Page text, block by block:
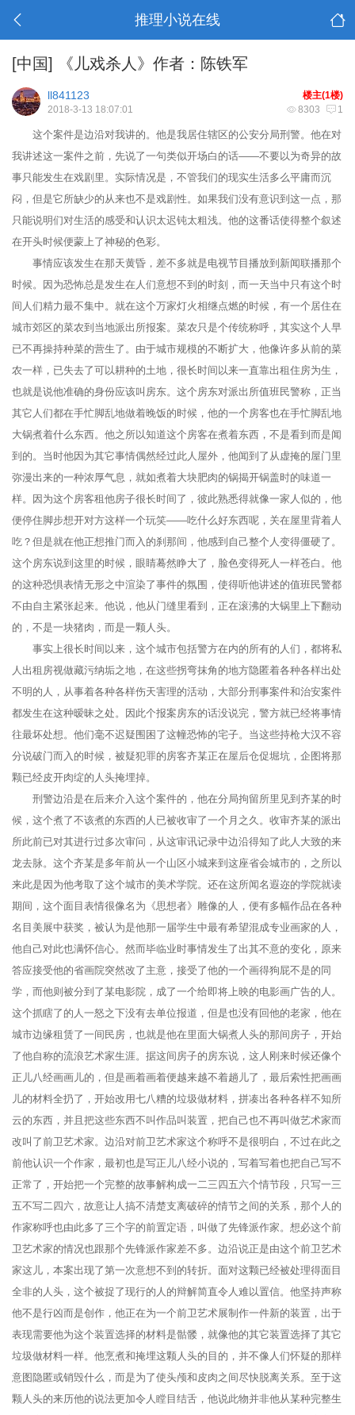
推理小说在线
[中国] 《儿戏杀人》作者：陈铁军
楼主(1楼)
ll841123
8303 1
2018-3-13 18:07:01
这个案件是边沿对我讲的。他是我居住辖区的公安分局刑警。他在对
我讲述这一案件之前，先说了一句类似开场白的话——不要以为奇异的故
事只能发生在戏剧里。实际情况是，不管我们的现实生活多么平庸而沉
闷，但是它所缺少的从来也不是戏剧性。如果我们没有意识到这一点，那
只能说明们对生活的感受和认识太迟钝太粗浅。他的这番话使得整个叙述
在开头时候便蒙上了神秘的色彩。
事情应该发生在那天黄昏，差不多就是电视节目播放到新闻联播那个
时候。因为恐怖总是发生在人们意想不到的时刻，而一天当中只有这个时
间人们精力最不集中。就在这个万家灯火相继点燃的时候，有一个居住在
城市郊区的菜农到当地派出所报案。菜农只是个传统称呼，其实这个人早
已不再操持种菜的营生了。由于城市规模的不断扩大，他像许多从前的菜
农一样，已失去了可以耕种的土地，很长时间以来一直靠出租住房为生，
也就是说他准确的身份应该叫房东。这个房东对派出所值班民警称，正当
其它人们都在手忙脚乱地做着晚饭的时候，他的一个房客也在手忙脚乱地
大锅煮着什么东西。他之所以知道这个房客在煮着东西，不是看到而是闻
到的。当时他因为其它事情偶然经过此人屋外，他闻到了从虚掩的屋门里
弥漫出来的一种浓厚气息，就如煮着大块肥肉的锅揭开锅盖时的味道一
样。因为这个房客租他房子很长时间了，彼此熟悉得就像一家人似的，他
便停住脚步想开对方这样一个玩笑——吃什么好东西呢，关在屋里背着人
吃？但是就在他正想推门而入的刹那间，他感到自己整个人变得僵硬了。
这个房东说到这里的时候，眼睛蓦然睁大了，脸色变得死人一样苍白。他
的这种恐惧表情无形之中渲染了事件的氛围，使得听他讲述的值班民警都
不由自主紧张起来。他说，他从门缝里看到，正在滚沸的大锅里上下翻动
的，不是一块猪肉，而是一颗人头。
事实上很长时间以来，这个城市包括警方在内的所有的人们，都将私
人出租房视做藏污纳垢之地，在这些拐弯抹角的地方隐匿着各种各样出处
不明的人，从事着各种各样伤天害理的活动，大部分刑事案件和治安案件
都发生在这种暧昧之处。因此个报案房东的话没说完，警方就已经将事情
往最坏处想。他们毫不迟疑围困了这幢恐怖的宅子。当这些持枪大汉不容
分说破门而入的时候，被疑犯罪的房客齐某正在屋后仓促堀坑，企图将那
颗已经皮开肉绽的人头掩埋掉。
刑警边沿是在后来介入这个案件的，他在分局拘留所里见到齐某的时
候，这个煮了不该煮的东西的人已被收审了一个月之久。收审齐某的派出
所此前已对其进行过多次审问，从这审讯记录中边沿得知了此人大致的来
龙去脉。这个齐某是多年前从一个山区小城来到这座省会城市的，之所以
来此是因为他考取了这个城市的美术学院。还在这所闻名遐迩的学院就读
期间，这个面目表情很像名为《思想者》雕像的人，便有多幅作品在各种
名目美展中获奖，被认为是他那一届学生中最有希望混成专业画家的人，
他自己对此也满怀信心。然而毕临业时事情发生了出其不意的变化，原来
答应接受他的省画院突然改了主意，接受了他的一个画得狗屁不是的同
学，而他则被分到了某电影院，成了一个给即将上映的电影画广告的人。
这个抓瞎了的人一怒之下没有去单位报道，但是也没有回他的老家，他在
城市边缘租赁了一间民房，也就是他在里面大锅煮人头的那间房子，开始
了他自称的流浪艺术家生涯。据这间房子的房东说，这人刚来时候还像个
正儿八经画画儿的，但是画着画着便越来越不着趟儿了，最后索性把画画
儿的材料全扔了，开始改用七八糟的垃圾做材料，拼凑出各种各样不知所
云的东西，并且把这些东西不叫作品叫装置，把自己也不再叫做艺术家而
改叫了前卫艺术家。边沿对前卫艺术家这个称呼不是很明白，不过在此之
前他认识一个作家，最初也是写正儿八经小说的，写着写着也把自己写不
正常了，开始把一个完整的故事解构成一二三四五六个情节段，只写一三
五不写二四六，故意让人搞不清楚支离破碎的情节之间的关系，那个人的
作家称呼也由此多了三个字的前置定语，叫做了先锋派作家。想必这个前
卫艺术家的情况也跟那个先锋派作家差不多。边沿说正是由这个前卫艺术
家这儿，本案出现了第一次意想不到的转折。面对这颗已经被处理得面目
全非的人头，这个被捉了现行的人的辩解简直令人难以置信。他坚持声称
他不是行凶而是创作，他正在为一个前卫艺术展制作一件新的装置，出于
表现需要他为这个装置选择的材料是骷髅，就像他的其它装置选择了其它
垃圾做材料一样。他烹煮和掩埋这颗人头的目的，并不像人们怀疑的那样
意图隐匿或销毁什么，而是为了使头颅和皮肉之间尽快脱离关系。至于这
颗人头的来历他的说法更加令人瞠目结舌，他说此物并非他从某种完整生